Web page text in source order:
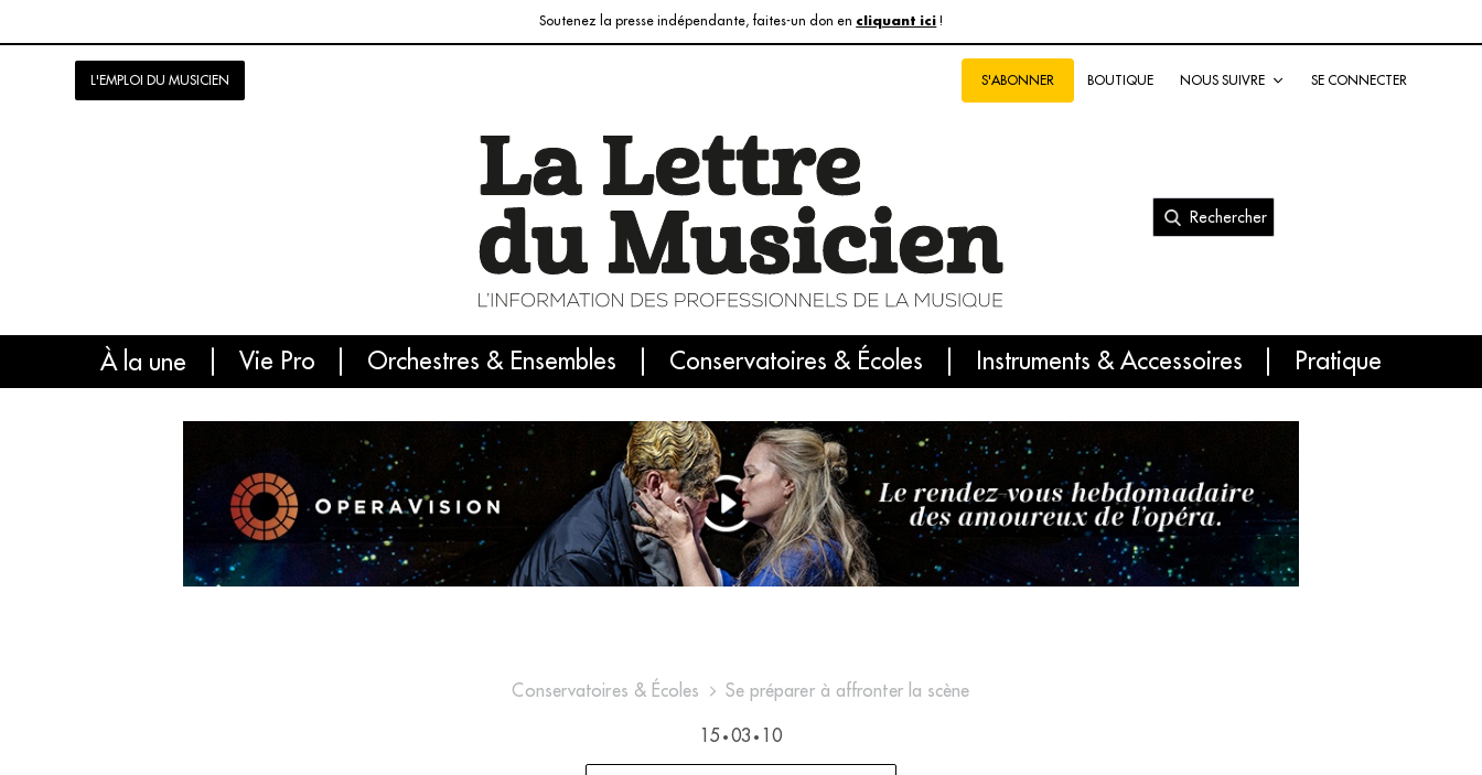
Soutenez la presse indépendante, faites-un don en cliquant ici !
L'EMPLOI DU MUSICIEN S'ABONNER BOUTIQUE NOUS SUIVRE SE CONNECTER
Rechercher
À la une Vie Pro Orchestres & Ensembles Conservatoires & Écoles Instruments & Accessoires Pratique
L'info du jour Le numéro du mois International
Conservatoires & Écoles Se préparer à affronter la scène
15 • 03 • 10